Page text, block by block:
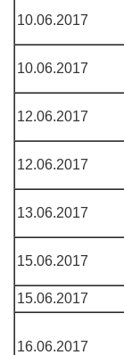
10.06.2017
10.06.2017
12.06.2017
12.06.2017
13.06.2017
15.06.2017
15.06.2017
16.06.2017